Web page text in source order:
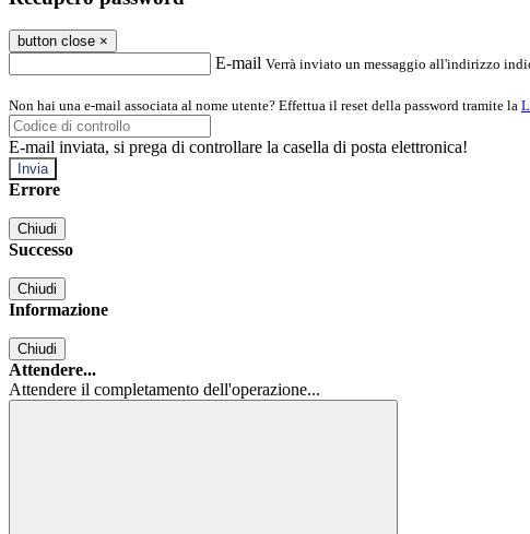
button close ×
E-mail Verrà inviato un messaggio all'indirizzo
Non hai una e-mail associata al nome utente? Effettua il reset della password tramite la
E-mail inviata, si prega di controllare la casella di posta elettronica!
Errore
Chiudi
Successo
Chiudi
Informazione
Chiudi
Attendere...
Attendere il completamento dell'operazione...